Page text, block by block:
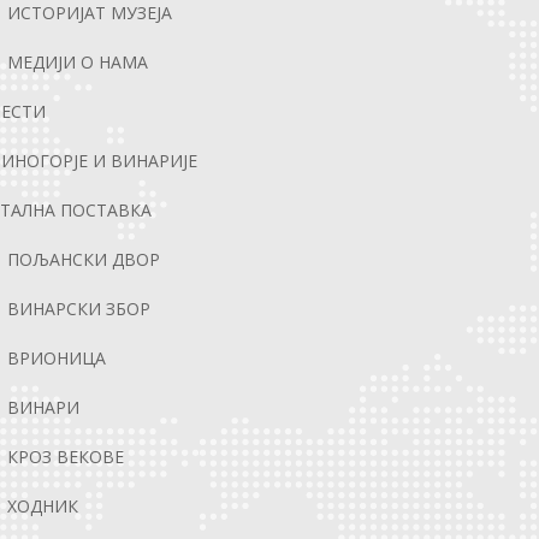
ИСТОРИЈАТ МУЗЕЈА
МЕДИЈИ О НАМА
И ВИНАРИЈЕ
ПОСТАВКА
ПОЉАНСКИ ДВОР
ВИНАРСКИ ЗБОР
ВРИОНИЦА
ВИНАРИ
КРОЗ ВЕКОВЕ
ХОДНИК